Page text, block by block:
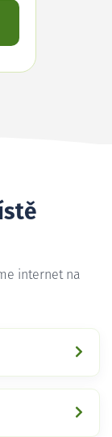
internet na